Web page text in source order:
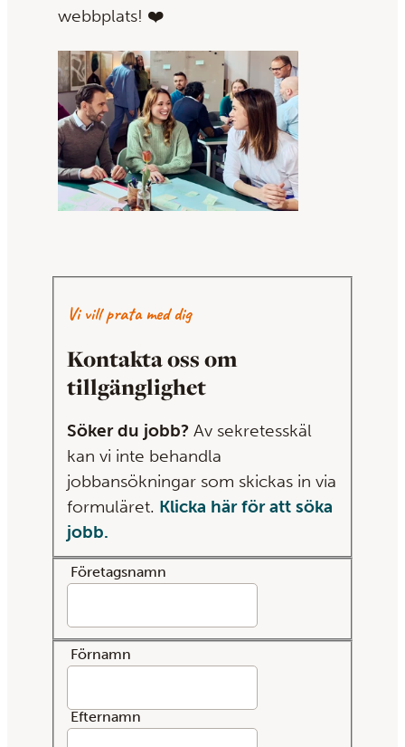
webbplats! ❤️
Vi vill prata med dig
Kontakta oss om
tillgänglighet
Söker du jobb? Av sekretesskäl
kan vi inte behandla
jobbansökningar som skickas in via
formuläret. Klicka här för att söka
jobb.
Företagsnamn
Förnamn
Efternamn